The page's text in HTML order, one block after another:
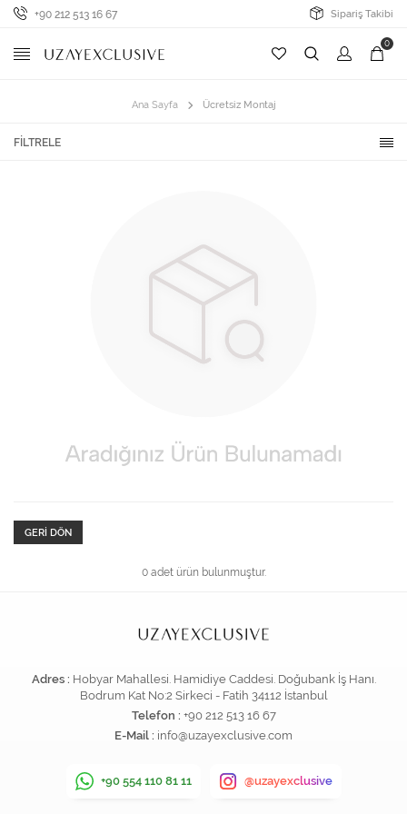
+90 212 513 16 67 Sipariş Takibi
0
Ana Sayfa Ücretsiz Montaj
FILTRELE
GERI DÖN
0 adet ürün bulunmuştur.
Adres : Hobyar Mahallesi. Hamidiye Caddesi. Doğubank İş Hanı.
Bodrum Kat No:2 Sirkeci - Fatih 34112 İstanbul
Telefon : +90 212 513 16 67
E-Mail : info@uzayexclusive.com
+90 554 110 81 11 @uzayexclusive